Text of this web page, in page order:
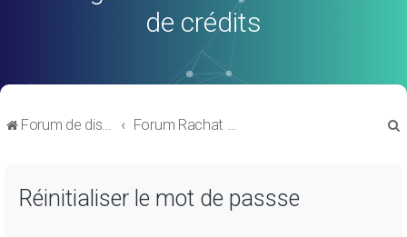
de crédits
Forum de discussions sur le Regroupement de Crédits et le Rachat de Crédits Forum Rachat de Crédits
Réinitialiser le mot de passse